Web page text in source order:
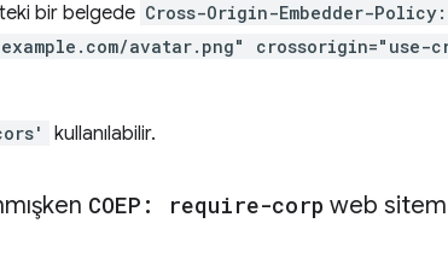
bir belgede Cross-Origin-Embedder-
avatar.png" crossorigin="use-
kullanılabilir.
COEP: require-corp web